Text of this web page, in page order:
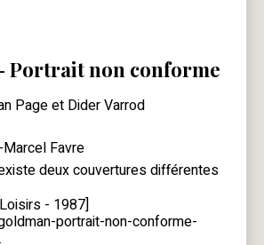
Portrait non conforme
Page et Dider Varrod
Favre
deux couvertures différentes
- 1987]
portrait-non-conforme-